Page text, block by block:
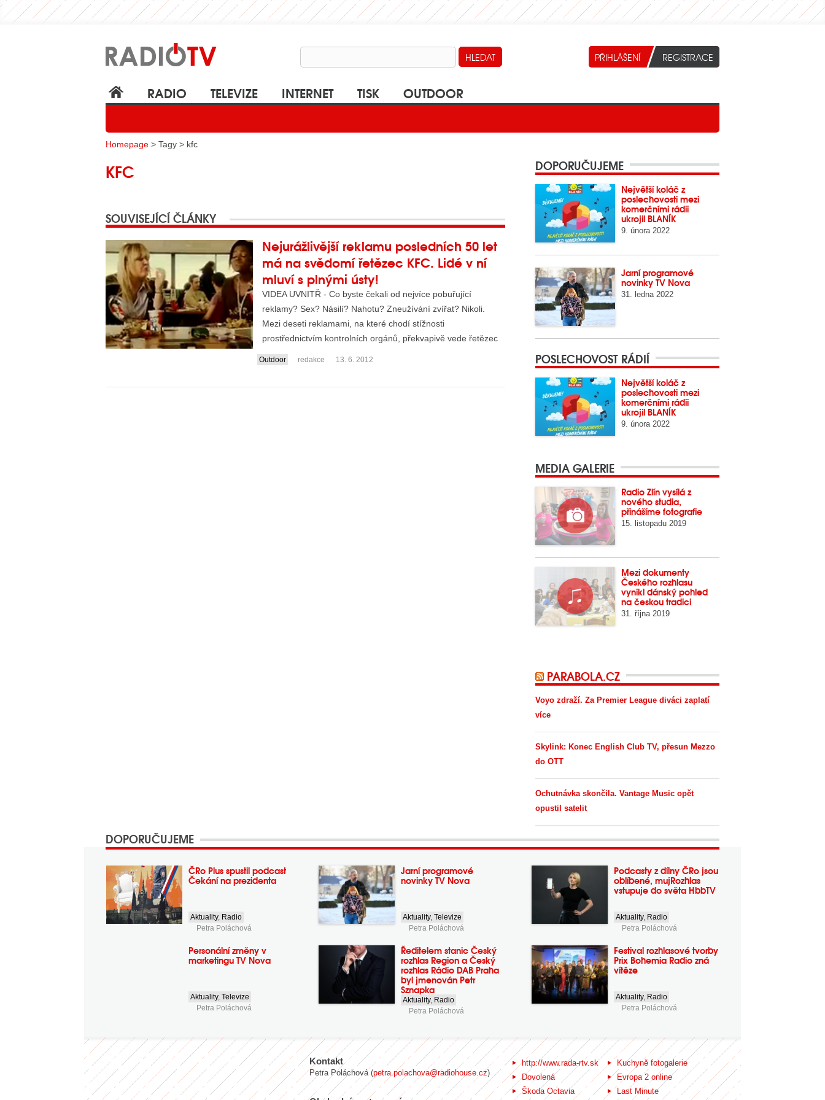
RADIO TELEVIZE INTERNET TISK OUTDOOR
Homepage > Tagy > kfc
KFC
SOUVISEJÍCÍ ČLÁNKY
Nejurážlivější reklamu posledních 50 let
má na svědomí řetězec KFC. Lidé v ní
mluví s plnými ústy!
VIDEA UVNITŘ - Co byste čekali od nejvíce pobuřující
reklamy? Sex? Násilí? Nahotu? Zneužívání zvířat? Nikoli.
Mezi deseti reklamami, na které chodí stížnosti
prostřednictvím kontrolních orgánů, překvapivě vede řetězec
KFC a rek...
Outdoor redakce 13. 6. 2012
DOPORUČUJEME
Největší koláč z
poslechovosti mezi
komerčními rádii
ukrojil BLANÍK
9. února 2022
Jarní programové
novinky TV Nova
31. ledna 2022
POSLECHOVOST RÁDIÍ
Největší koláč z
poslechovosti mezi
komerčními rádii
ukrojil BLANÍK
9. února 2022
MEDIA GALERIE
Radio Zlín vysílá z
nového studia,
přinášíme fotografie
15. listopadu 2019
Mezi dokumenty
Českého rozhlasu
vynikl dánský pohled
na českou tradici
31. října 2019
PARABOLA.CZ
Voyo zdraží. Za Premier League diváci zaplatí
více
Skylink: Konec English Club TV, přesun Mezzo
do OTT
Ochutnávka skončila. Vantage Music opět
opustil satelit
DOPORUČUJEME
ČRo Plus spustil podcast
Čekání na prezidenta
Aktuality, Radio
Petra Poláchová
Jarní programové
novinky TV Nova
Aktuality,Televize
Petra Poláchová
Podcasty z dílny ČRo jsou
oblíbené, mujRozhlas
vstupuje do světa HbbTV
Aktuality, Radio
Petra Poláchová
Personální změny v
marketingu TV Nova
Aktuality,Televize
Petra Poláchová
Ředitelem stanic Český
rozhlas Region a Český
rozhlas Rádio DAB Praha
byl jmenován Petr
Sznapka
Aktuality, Radio
Petra Poláchová
Festival rozhlasové tvorby
Prix Bohemia Radio zná
vítěze
Aktuality, Radio
Petra Poláchová
Kontakt
Petra Poláchová (petra.polachova@radiohouse.cz)
http://www.rada-rtv.sk
Kuchyně fotogalerie
Dovolená
Evropa 2 online
Škoda Octavia
Last Minute